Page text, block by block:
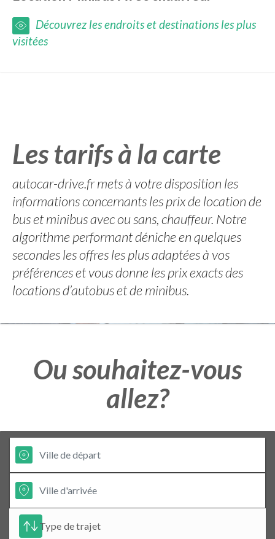
Découvrez les endroits et destinations les plus
visitées
Les tarifs à la carte
autocar-drive.fr mets à votre disposition les
informations concernants les prix de location de
bus et minibus avec ou sans, chauffeur. Notre
algorithme performant déniche en quelques
secondes les offres les plus adaptées à vos
préférences et vous donne les prix exacts des
locations d’autobus et de minibus.
Ou souhaitez-vous
allez?